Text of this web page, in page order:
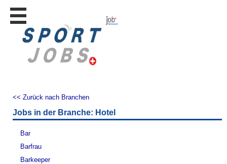
Stellen
finden
inserieren
Personalberatungen
Tipp's
WERBUNG
JOB-
<< Zurück nach Branchen
Jobs in der Branche: Hotel
Bar
Barfrau
Barkeeper